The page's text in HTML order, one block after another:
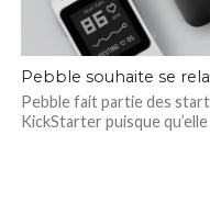
Pebble souhaite se
Pebble fait partie des
KickStarter puisque